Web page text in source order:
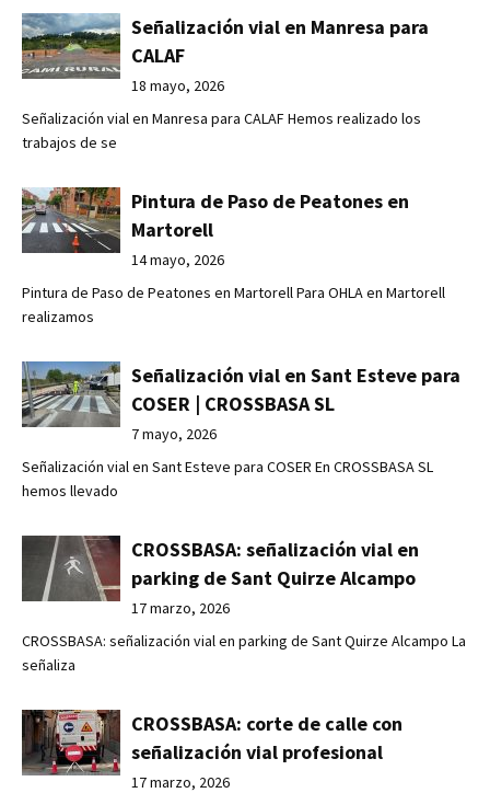
Señalización vial en Manresa para
CALAF
18 mayo, 2026
Señalización vial en Manresa para CALAF Hemos realizado los
trabajos de se
Pintura de Paso de Peatones en
Martorell
14 mayo, 2026
Pintura de Paso de Peatones en Martorell Para OHLA en Martorell
realizamos
Señalización vial en Sant Esteve para
COSER | CROSSBASA SL
7 mayo, 2026
Señalización vial en Sant Esteve para COSER En CROSSBASA SL
hemos llevado
CROSSBASA: señalización vial en
parking de Sant Quirze Alcampo
17 marzo, 2026
CROSSBASA: señalización vial en parking de Sant Quirze Alcampo La
señaliza
CROSSBASA: corte de calle con
señalización vial profesional
17 marzo, 2026